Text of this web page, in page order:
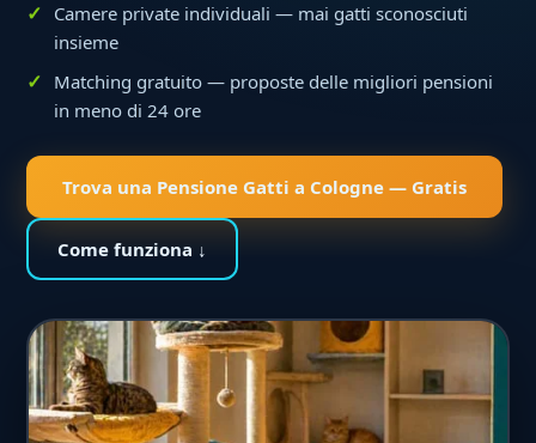
Camere private individuali — mai gatti sconosciuti
insieme
Matching gratuito — proposte delle migliori pensioni
in meno di 24 ore
Trova una Pensione Gatti a Cologne — Gratis
Come funziona ↓